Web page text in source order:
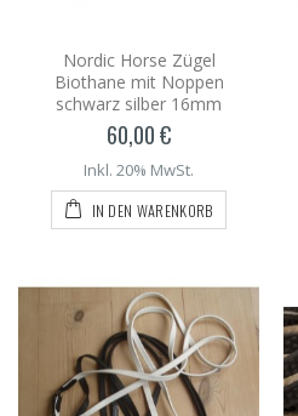
Nordic Horse Zügel
Biothane mit Noppen
schwarz silber 16mm
60,00 €
Inkl. 20% MwSt.
IN DEN WARENKORB